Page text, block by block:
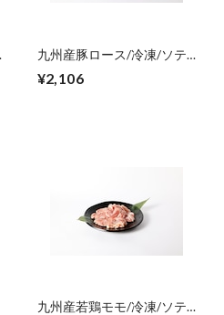
九州産豚ロース/冷凍/ソテ
¥2,106
九州産若鶏モモ/冷凍/ソテ